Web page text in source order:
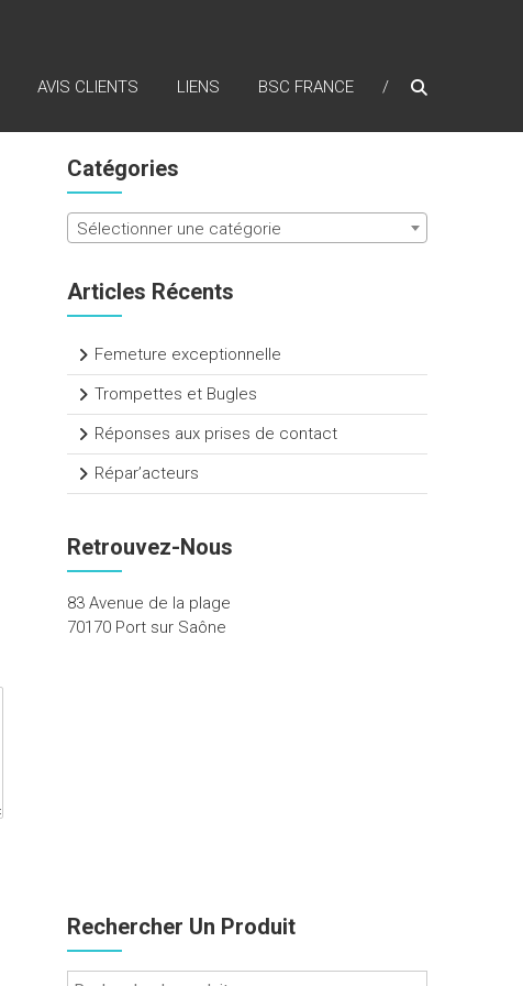
AVIS CLIENTS LIENS BSC FRANCE
Catégories
Sélectionner une catégorie
Articles Récents
Femeture exceptionnelle
Trompettes et Bugles
Réponses aux prises de contact
Répar’acteurs
Retrouvez-Nous
83 Avenue de la plage
70170 Port sur Saône
Rechercher Un Produit
Recherche